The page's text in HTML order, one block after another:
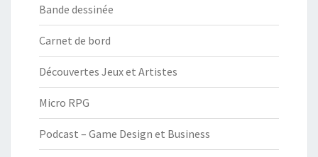
Bande dessinée
Carnet de bord
Découvertes Jeux et Artistes
Micro RPG
Podcast – Game Design et Business